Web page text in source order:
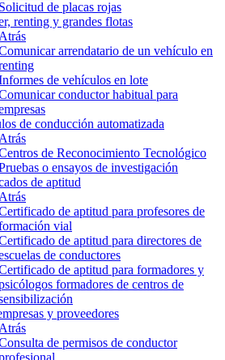
Solicitud de placas rojas
renting y grandes flotas
Atrás
arrendatario de un vehículo en
de vehículos en lote
conductor habitual para
de conducción automatizada
Atrás
de Reconocimiento Tecnológico
o ensayos de investigación
de aptitud
Atrás
de aptitud para profesores de
vial
de aptitud para directores de
de conductores
de aptitud para formadores y
formadores de centros de
y proveedores
Atrás
de permisos de conductor